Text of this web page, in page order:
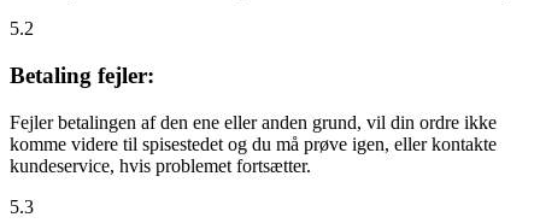
5.2
Betaling fejler:
Fejler betalingen af den ene eller anden grund, vil din ordre ikke
komme videre til spisestedet og du må prøve igen, eller kontakte
kundeservice, hvis problemet fortsætter.
5.3